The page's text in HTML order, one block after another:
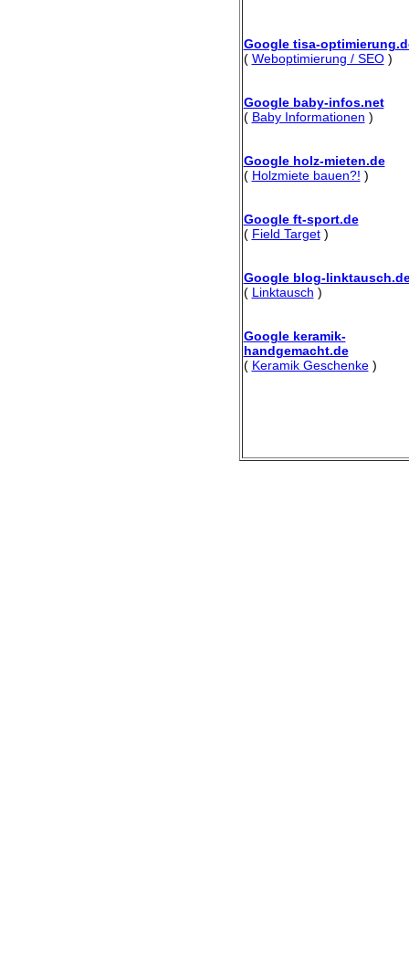
Google tisa-
( Weboptimierung / SEO)
Google baby-infos.net
( Baby Informationen )
Google holz-mieten.de
( Holzmiete bauen?! )
Google ft-sport.de
( Field Target)
Google blog-
( Linktausch )
Google keramik-
handgemacht.de
( Keramik Geschenke)